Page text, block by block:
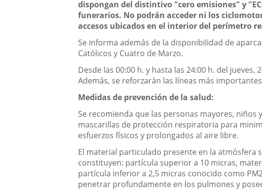
dispongan del distintivo "cero emisiones" y
funerarios. No podrán acceder ni los
accesos ubicados en el interior del perímetro
Se informa además de la disponibilidad de
Católicos y Cuatro de Marzo.
Desde las 00:00 h. y hasta las 24:00 h. del
Además, se reforzarán las líneas más
Medidas de prevención de la salud:
Se recomienda que las personas mayores,
mascarillas de protección respiratoria para
esfuerzos físicos y prolongados al aire libre.
El material particulado presente en la atmósfera
constituyen: partícula superior a 10 micras,
partícula inferior a 2,5 micras conocido como
penetrar profundamente en los pulmones y